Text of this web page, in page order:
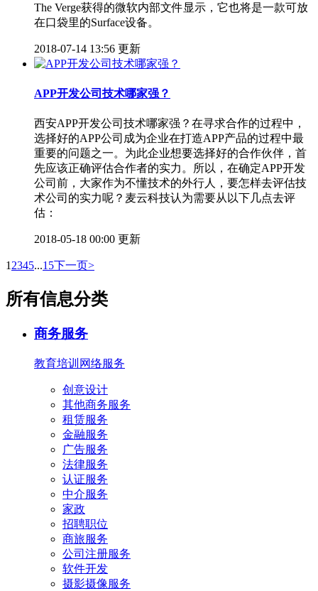
The Verge获得的微软内部文件显示，它也将是一款可放
在口袋里的Surface设备。
2018-07-14 13:56 更新
APP开发公司技术哪家强？
西安APP开发公司技术哪家强？在寻求合作的过程中，
选择好的APP公司成为企业在打造APP产品的过程中最
重要的问题之一。为此企业想要选择好的合作伙伴，首
先应该正确评估合作者的实力。所以，在确定APP开发
公司前，大家作为不懂技术的外行人，要怎样去评估技
术公司的实力呢？麦云科技认为需要从以下几点去评
估：
2018-05-18 00:00 更新
1 2345...15下一页>
所有信息分类
商务服务
教育培训 网络服务
创意设计
其他商务服务
租赁服务
金融服务
广告服务
法律服务
认证服务
中介服务
家政
招聘职位
商旅服务
公司注册服务
软件开发
摄影摄像服务